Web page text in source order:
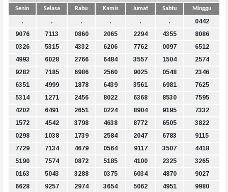
Senin Selasa Rabu Kamis Jumat Sabtu Minggu
. . . . . .
0442
9076
7113 0860 2065 2294 4355
8086
0326
5315 4332 6206 7762 0097
6512
4993
6028 2766 6484 3557 1504
2574
9282
7185 6986 2560 9025 0548
2346
6351
4999 1878 6439 3561 6981
7625
5314
1271 2456 8022 6368 8530
7595
4202
6491 2651 0224 8904 9195
7332
1572
4542 3798 4638 8772 6505
3822
0298
1038 1739 2584 2047 6783
9115
7729
7134 4679 0564 9117 3507
4418
5190
7574 0872 5185 4100 2325
3265
0163
5043 3288 0375 6034 4870
9027
6628
9257 2974 3654 5062 4951
9980